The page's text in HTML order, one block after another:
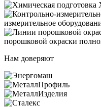
измерительное
порошковой окраски
Нам доверяют